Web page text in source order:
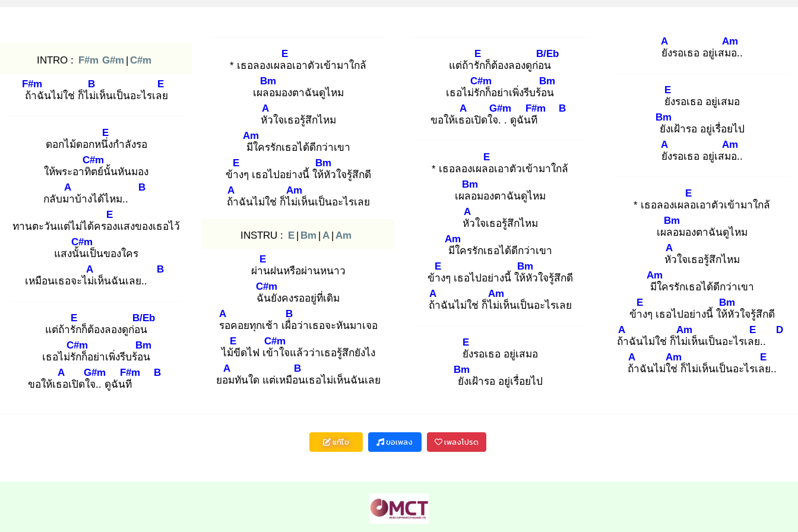
INTRO : F#m G#m | C#m
ถ้า
F#m
ฉันไม่ใช่ ก็ไม่เ
B
ห็นเป็นอะไรเลย
E
ดอกไม้ดอกหนึ่ง
E
กำลังรอ
ให้พระอาทิต
C#m
ย์นั้นหันมอง
กลับมา
A
บ้างได้ไหม..
B
ทานตะวันแต่ไม่ได้ครอง
E
แสงของเธอไว้
แสงนั้น
C#m
เป็นของใคร
เหมือนเธอจะไม่เ
A
ห็นฉันเลย..
B
แต่ถ้ารัก
E
ก็ต้องลองดูก่อน
B/Eb
เธอไม่รัก
C#m
ก็อย่าเพิ่งรีบร้อน
Bm
ขอให้เธอ
A
เปิดใจ.
G#m
. ดูฉันที
F#m B
* เธอลองเผลอ
E
เอาตัวเข้ามาใกล้
เผลอ
Bm
มองตาฉันดูไหม
หัว
A
ใจเธอรู้สึกไหม
มีใ
Am
ครรักเธอได้ดีกว่าเขา
ข้าง
E
ๆ เธอไปอย่างนี้ ให้หั
Bm
วใจรู้สึกดี
ถ้า
A
ฉันไม่ใช่ ก็ไม่เ
Am
ห็นเป็นอะไรเลย
INSTRU : E | Bm | A | Am
ผ่าน
E
ฝนหรือผ่านหนาว
ฉัน
C#m
ยังคงรออยู่ที่เดิม
รอ
A
คอยทุกเช้า เผื่อ
B
ว่าเธอจะหันมาเจอ
ไม้ขี
E
ดไฟ เข้า
C#m
ใจแล้วว่าเธอรู้สึกยังไง
ยอม
A
ทันใด แต่เหมือน
B
เธอไม่เห็นฉันเลย
แต่ถ้ารัก
E
ก็ต้องลองดูก่อน
B/Eb
เธอไม่รัก
C#m
ก็อย่าเพิ่งรีบร้อน
Bm
ขอให้เธอ
A
เปิดใจ.
G#m
. ดูฉันที
F#m B
* เธอลองเผลอ
E
เอาตัวเข้ามาใกล้
เผลอ
Bm
มองตาฉันดูไหม
หัว
A
ใจเธอรู้สึกไหม
มีใ
Am
ครรักเธอได้ดีกว่าเขา
ข้าง
E
ๆ เธอไปอย่างนี้ ให้หั
Bm
วใจรู้สึกดี
ถ้า
A
ฉันไม่ใช่ ก็ไม่เ
Am
ห็นเป็นอะไรเลย
ยัง
E
รอเธอ อยู่เสมอ
ยัง
Bm
เฝ้ารอ อยู่เรื่อยไป
ยัง
A
รอเธอ อยู่เสมอ
Am
..
ยัง
E
รอเธอ อยู่เสมอ
ยัง
Bm
เฝ้ารอ อยู่เรื่อยไป
ยัง
A
รอเธอ อยู่เสมอ
Am
..
* เธอลองเผลอ
E
เอาตัวเข้ามาใกล้
เผลอ
Bm
มองตาฉันดูไหม
หัว
A
ใจเธอรู้สึกไหม
มีใ
Am
ครรักเธอได้ดีกว่าเขา
ข้าง
E
ๆ เธอไปอย่างนี้ ให้หั
Bm
วใจรู้สึกดี
ถ้า
A
ฉันไม่ใช่ ก็ไม่เ
Am
ห็นเป็นอะไรเลย
E
..
D
ถ้า
A
ฉันไม่ใช่
Am
ก็ไม่เห็นเป็นอะไรเลย
E
..
แก้ไข ขอเพลง เพลงโปรด